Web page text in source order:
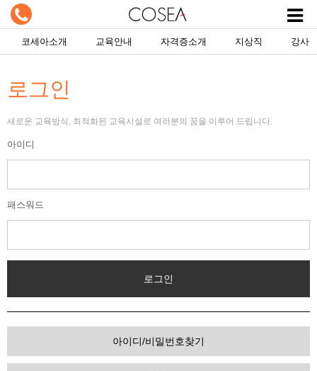
코세아소개 교육안내 자격증소개 지상직 강사
로그인
새로운 교육방식, 최적화된 교육시설로 여러분의 꿈을 이루어 드립니다.
아이디
패스워드
아이디/비밀번호찾기